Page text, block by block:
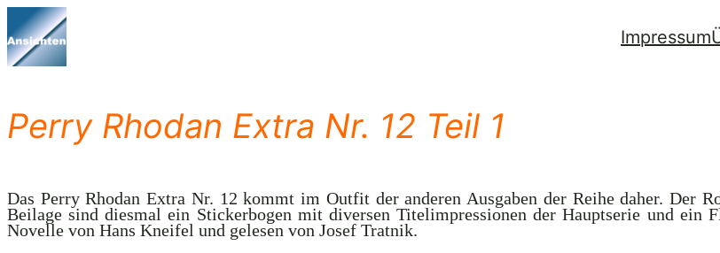
Zum
Inhalt
springen
Impressum
Perry Rhodan Extra Nr. 12 Teil 1
Das Perry Rhodan Extra Nr. 12 kommt im Outfit der anderen Ausgaben der Reihe daher. Der
Beilage sind diesmal ein Stickerbogen mit diversen Titelimpressionen der Hauptserie und ein
Novelle von Hans Kneifel und gelesen von Josef Tratnik.